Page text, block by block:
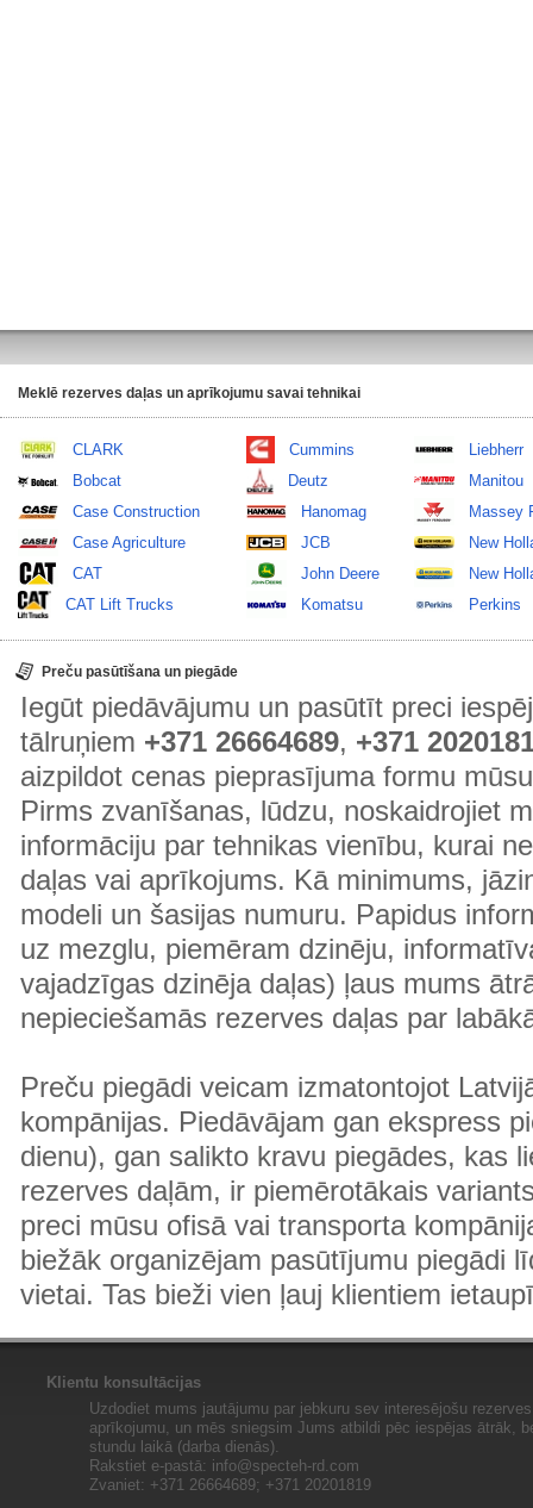
Meklē rezerves daļas un aprīkojumu savai tehnikai
CLARK
Bobcat
Case Construction
Case Agriculture
CAT
CAT Lift Trucks
Cummins
Deutz
Hanomag
JCB
John Deere
Komatsu
Liebherr
Manitou
Massey
New
New
Perkins
Preču pasūtīšana un piegāde
Iegūt piedāvājumu un pasūtīt preci
tālruņiem +371 26664689, +371
aizpildot cenas pieprasījuma formu
Pirms zvanīšanas, lūdzu, noskaidrojiet
informāciju par tehnikas vienību, kurai
daļas vai aprīkojums. Kā minimums,
modeli un šasijas numuru. Papidus
uz mezglu, piemēram dzinēju,
vajadzīgas dzinēja daļas) ļaus mums
nepieciešamās rezerves daļas par
Preču piegādi veicam izmatontojot
kompānijas. Piedāvājam gan ekspress
dienu), gan salikto kravu piegādes, kas
rezerves daļām, ir piemērotākais
preci mūsu ofisā vai transporta
biežāk organizējam pasūtījumu piegādi
vietai. Tas bieži vien ļauj klientiem
Klientu konsultācijas
Uzdodiet mums jautājumu par jebkuru sev interesējošu
aprīkojumu, un mēs sniegsim Jums atbildi pēc iespējas ātrāk,
stundu laikā (darba dienās).
Rakstiet e-pastā: info@specteh-rd.com
Zvaniet: +371 26664689; +371 20201819